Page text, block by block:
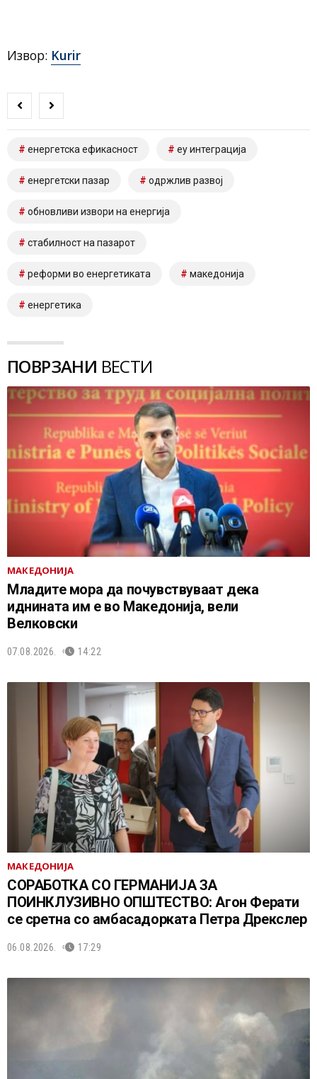
Извор: Kurir
енергетска ефикасност еу интеграција
енергетски пазар одржлив развој
обновливи извори на енергија
стабилност на пазарот
реформи во енергетиката македонија
енергетика
ПОВРЗАНИ ВЕСТИ
МАКЕДОНИЈА
Младите мора да почувствуваат дека
иднината им е во Македонија, вели
Велковски
07.08.2026. 14:22
МАКЕДОНИЈА
СОРАБОТКА СО ГЕРМАНИЈА ЗА
ПОИНКЛУЗИВНО ОПШТЕСТВО: Агон Ферати
се сретна со амбасадорката Петра Дрекслер
06.08.2026. 17:29